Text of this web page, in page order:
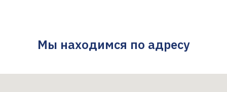
Мы находимся по адресу